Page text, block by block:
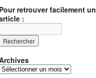
Pour retrouver facilement un
:
Archives